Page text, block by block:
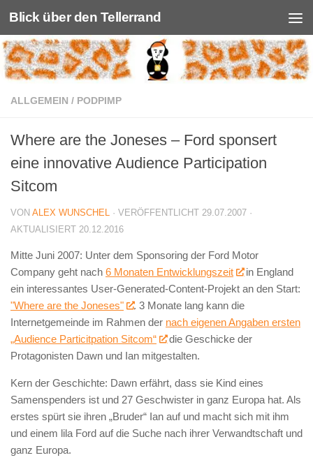
Unter dem Inhalt
Blick über den Tellerrand
ALLGEMEIN / PODPIMP
Where are the Joneses – Ford sponsert
eine innovative Audience Participation
Sitcom
VON ALEX WUNSCHEL · VERÖFFENTLICHT 29.07.2007 ·
AKTUALISIERT 20.12.2016
Mitte Juni 2007: Unter dem Sponsoring der Ford Motor
Company geht nach 6 Monaten Entwicklungszeit
in England
ein interessantes User-Generated-Content-Projekt an den Start:
"Where are the Joneses"
. 3 Monate lang kann die
Internetgemeinde im Rahmen der nach eigenen Angaben ersten
„Audience Particitpation Sitcom“
die Geschicke der
Protagonisten Dawn und Ian mitgestalten.
Kern der Geschichte: Dawn erfährt, dass sie Kind eines
Samenspenders ist und 27 Geschwister in ganz Europa hat. Als
erstes spürt sie ihren „Bruder“ Ian auf und macht sich mit ihm
und einem lila Ford auf die Suche nach ihrer Verwandtschaft und
ganz Europa.